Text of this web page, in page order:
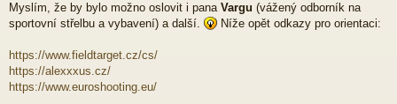
Myslím, že by bylo možno oslovit i pana Vargu (vážený odborník na
sportovní střelbu a vybavení) a další.
Níže opět odkazy pro orientaci:
https://www.fieldtarget.cz/cs/
https://alexxxus.cz/
https://www.euroshooting.eu/